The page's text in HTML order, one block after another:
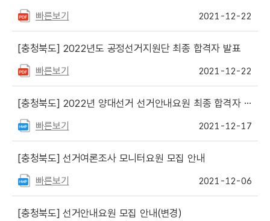
빠른보기 2021-12-22
[충청북도] 2022년도 공정선거지원단 최종 합격자 발표
빠른보기 2021-12-22
[충청북도] 2022년 양대선거 선거안내요원 최종 합격자 발표
빠른보기 2021-12-17
[충청북도] 선거여론조사 모니터요원 모집 안내
빠른보기 2021-12-06
[충청북도] 선거안내요원 모집 안내(변경)